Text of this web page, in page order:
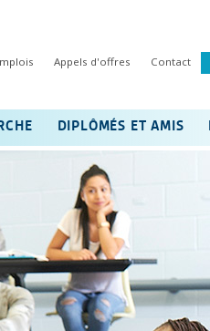
Appels d'offres Contact
DIPLÔMÉS ET AMIS